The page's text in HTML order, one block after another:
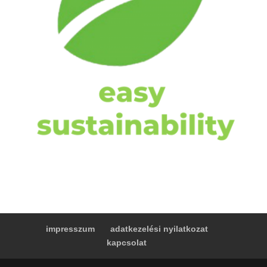
impresszum
adatkezelési nyilatkozat
kapcsolat